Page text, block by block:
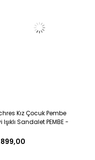
Kız Çocuk Pembe
Işıklı Sandalet PEMBE -